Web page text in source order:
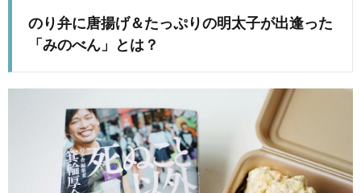
のり弁に唐揚げ＆たっぷりの明太子が出逢った
「みのべん」とは？